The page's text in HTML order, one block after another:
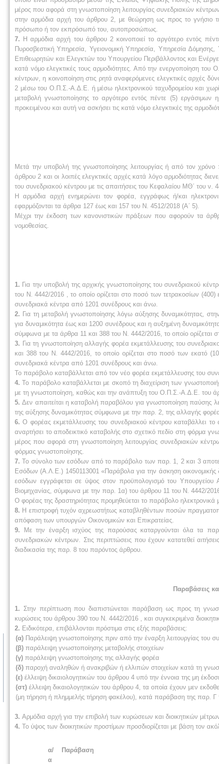
μέρος που αφορά στη γνωστοποίηση λειτουργίας συνεδριακών
στην αρμόδια αρχή του άρθρου 2, με θεώρηση ως προς το γνήσιο
πρόσωπο ή τον εκπρόσωπό του, αυτοπροσώπως.
7. Η αρμόδια αρχή του άρθρου 2 κοινοποιεί το αργότερο εντός
Πυροσβεστική Υπηρεσία, Υγειονομική Υπηρεσία, Υπηρεσία
Επιθεωρητών και Ελεγκτών του Υπουργείου Περιβάλλοντος και
κατά νόμο ελεγκτικές τους αρμοδιότητες. Από την ενεργοποίηση
κέντρων, η κοινοποίηση στις ρητά αναφερόμενες ελεγκτικές αρχές
2 μέσω του Ο.Π.Σ.-Α.Δ.Ε. ή μέσω ηλεκτρονικού ταχυδρομείου και
μεταβολή γνωστοποίησης το αργότερο εντός πέντε (5)
προκειμένου και αυτή να ασκήσει τις κατά νόμο ελεγκτικές της
Μετά την υποβολή της γνωστοποίησης λειτουργίας ή από τον
άρθρου 2 και οι λοιπές ελεγκτικές αρχές κατά λόγο αρμοδιότητας
του συνεδριακού κέντρου με τις απαιτήσεις του Κεφαλαίου ΜΘ΄ του
Η αρμόδια αρχή ενημερώνει τον φορέα, εγγράφως ή/και
εφαρμόζονται τα άρθρα 127 έως και 157 του Ν. 4512/2018 (Α΄ 5).
Μέχρι την έκδοση των κανονιστικών πράξεων που αφορούν τα
νομοθεσίας.
1. Για την υποβολή της αρχικής γνωστοποίησης του συνεδριακού
του Ν. 4442/2016 , το οποίο ορίζεται στο ποσό των τετρακοσίων
συνεδριακά κέντρα από 1201 συνέδρους και άνω.
2. Για τη μεταβολή γνωστοποίησης λόγω αύξησης δυναμικότητας,
για δυναμικότητα έως και 1200 συνέδρους και η αυξημένη
σύμφωνα με τα άρθρα 11 και 388 του Ν. 4442/2016, το οποίο ορίζεται
3. Για τη γνωστοποίηση αλλαγής φορέα εκμετάλλευσης του
και 388 του Ν. 4442/2016, το οποίο ορίζεται στο ποσό των εκατό
συνεδριακά κέντρα από 1201 συνέδρους και άνω.
Το παράβολο καταβάλλεται από τον νέο φορέα εκμετάλλευσης του
4.Το παράβολο καταβάλλεται με σκοπό τη διαχείριση των
με τη γνωστοποίηση, καθώς και την ανάπτυξη του Ο.Π.Σ.-Α.Δ.Ε. του
5.Δεν απαιτείται η καταβολή παραβόλου για γνωστοποίηση παύσης
της αύξησης δυναμικότητας σύμφωνα με την παρ. 2, της αλλαγής
6. Ο φορέας εκμετάλλευσης του συνεδριακού κέντρου καταβάλλει
αναρτήσει το αποδεικτικό καταβολής στο σχετικό πεδίο στη
μέρος που αφορά στη γνωστοποίηση λειτουργίας συνεδριακών
φόρμας γνωστοποίησης.
7.Το σύνολο των εσόδων από το παράβολο των παρ. 1, 2 και 3
Εσόδων (Α.Λ.Ε.) 1450113001 «Παράβολα για την άσκηση οικονομικής
εσόδων εγγράφεται σε ύψος στον προϋπολογισμό του Υπουργείου
Βιομηχανίας, σύμφωνα με την παρ. 1α) του άρθρου 11 του Ν. 4442/
Ο φορέας της δραστηριότητας προμηθεύεται το παράβολο
8. Η επιστροφή τυχόν αχρεωστήτως καταβληθέντων ποσών
απόφαση των υπουργών Οικονομικών και Επικρατείας.
9. Με την έναρξη ισχύος της παρούσας καταργούνται όλα τα
συνεδριακών κέντρων. Στις περιπτώσεις που έχουν κατατεθεί
διαδικασία της παρ. 8 του παρόντος άρθρου.
Παραβάσεις
1. Στην περίπτωση που διαπιστώνεται παράβαση ως προς τη
κυρώσεις του άρθρου 390 του Ν. 4442/2016 , και συγκεκριμένα
2. Ειδικότερα, επιβάλλονται πρόστιμα στις εξής παραβάσεις:
(α) Παράλειψη γνωστοποίησης πριν από την έναρξη λειτουργίας του
(β) παράλειψη γνωστοποίησης μεταβολής στοιχείων
(γ) παράλειψη γνωστοποίησης της αλλαγής φορέα
(δ) παροχή αναληθών ή ανακριβών ή ελλιπών στοιχείων κατά τη
(ε) έλλειψη δικαιολογητικών του άρθρου 4 υπό την έννοια της μη
(στ) έλλειψη δικαιολογητικών του άρθρου 4, τα οποία έχουν μεν
(μη τήρηση ή πλημμελής τήρηση φακέλου), κατά παράβαση της παρ. Γ
3. Αρμόδια αρχή για την επιβολή των κυρώσεων και διοικητικών
4. Το ύψος των διοικητικών προστίμων προσδιορίζεται με βάση τον
α/
α
Παράβαση